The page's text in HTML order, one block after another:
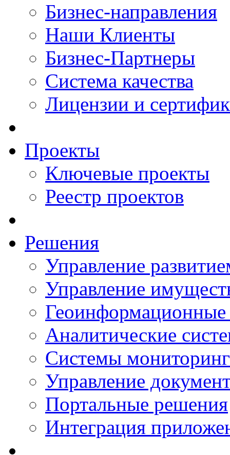
Бизнес-направления
Наши Клиенты
Бизнес-Партнеры
Система качества
Лицензии и
Проекты
Ключевые проекты
Реестр проектов
Решения
Управление
Управление
Аналитические
Системы
Управление
Портальные решения
Интеграция